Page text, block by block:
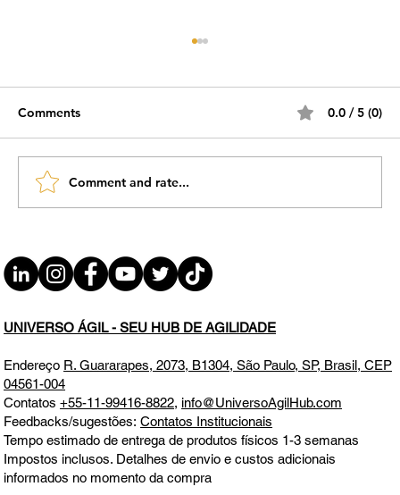
Artigo colaborativo iniciado em 17/01/2025
seção COMENTÁRIOS abaixo para
colocar/registrar suas...
Comments 0.0 / 5 (0)
Comment and rate...
UNIVERSO ÁGIL - SEU HUB DE AGILIDADE
Endereço R. Guararapes, 2073, B1304, São Paulo, SP, Brasil, CEP
04561-004
Contatos+55-11-99416-8822, info@UniversoAgilHub.com
Feedbacks/sugestões:Contatos Institucionais
Tempo estimado de entrega de produtos físicos 1-3 semanas
Impostos inclusos. Detalhes de envio e custos adicionais
informados no momento da compra